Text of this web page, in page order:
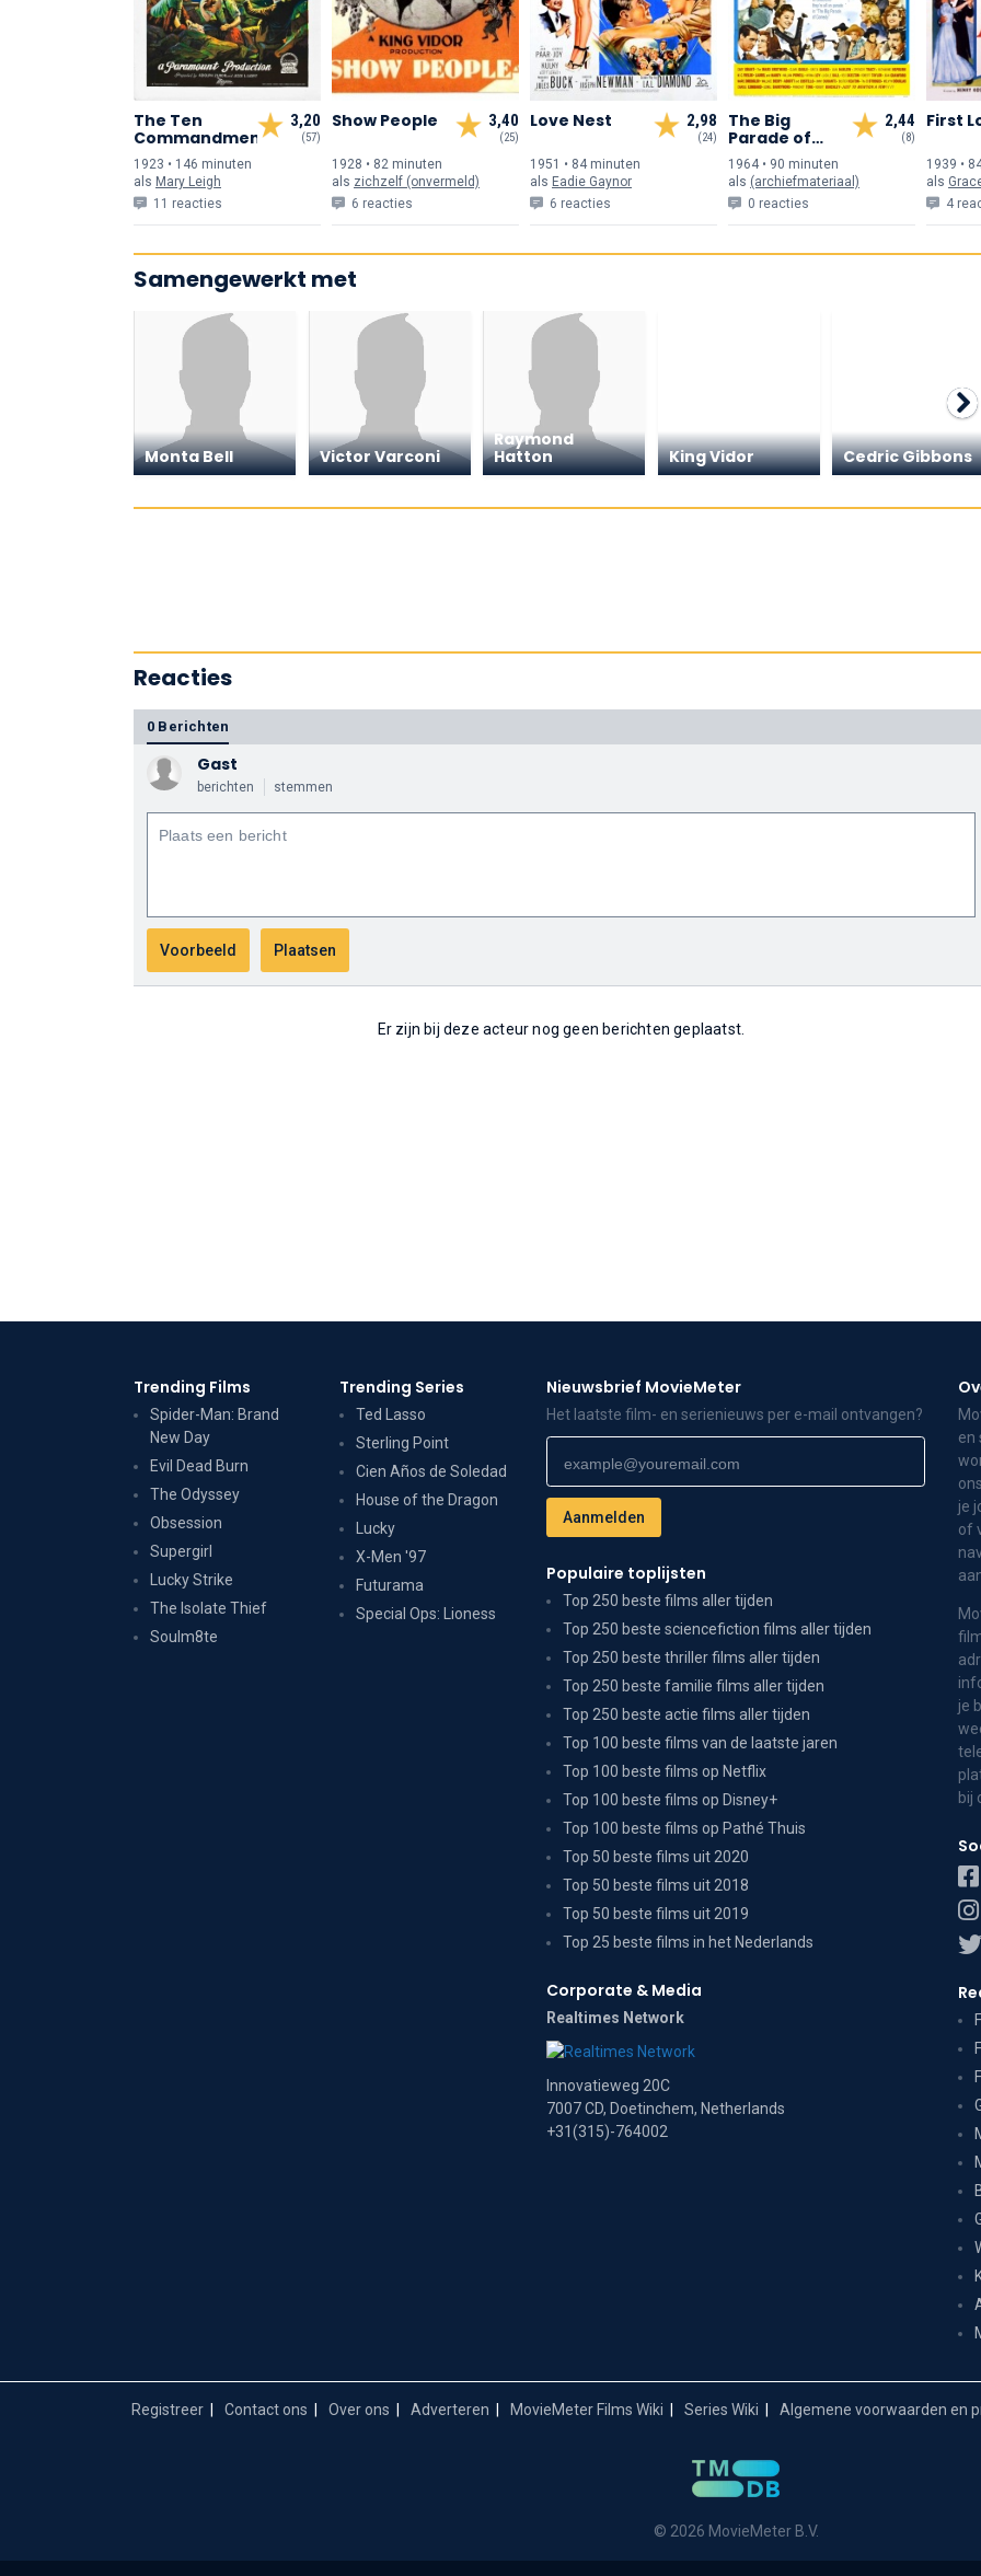
3,20
(57)
The Ten
Commandments
1923 • 146 minuten
als Mary Leigh
11 reacties
3,40
(25)
Show People
1928 • 82 minuten
als zichzelf (onvermeld)
6 reacties
2,98
(24)
Love Nest
1951 • 84 minuten
als Eadie Gaynor
6 reacties
2,44
(8)
The Big
Parade of
Comedy
1964 • 90 minuten
als (archiefmateriaal)
0 reacties
First
1939 •
als
4
Samengewerkt met
Monta Bell Victor Varconi
Raymond
Hatton
King Vidor Cedric Gibbons
Reacties
0 Berichten
Gast
berichten stemmen
Er zijn bij deze acteur nog geen berichten geplaatst.
Trending Films
Spider-Man: Brand
New Day
Evil Dead Burn
The Odyssey
Obsession
Supergirl
Lucky Strike
The Isolate Thief
Soulm8te
Trending Series
Ted Lasso
Sterling Point
Cien Años de Soledad
House of the Dragon
Lucky
X-Men '97
Futurama
Special Ops: Lioness
Nieuwsbrief MovieMeter
Het laatste film- en serienieuws per e-mail ontvangen?
Populaire toplijsten
Top 250 beste films aller tijden
Top 250 beste sciencefiction films aller tijden
Top 250 beste thriller films aller tijden
Top 250 beste familie films aller tijden
Top 250 beste actie films aller tijden
Top 100 beste films van de laatste jaren
Top 100 beste films op Netflix
Top 100 beste films op Disney+
Top 100 beste films op Pathé Thuis
Top 50 beste films uit 2020
Top 50 beste films uit 2018
Top 50 beste films uit 2019
Top 25 beste films in het Nederlands
Corporate & Media
Realtimes Network
Innovatieweg 20C
7007 CD, Doetinchem, Netherlands
+31(315)-764002
en
je
of
je
bij
Registreer Contact ons Over ons Adverteren MovieMeter Films Wiki Series Wiki Algemene voorwaarden en
© 2026 MovieMeter B.V.